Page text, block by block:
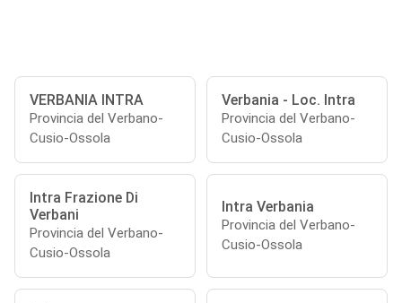
VERBANIA INTRA
Provincia del Verbano-
Cusio-Ossola
Verbania - Loc. Intra
Provincia del Verbano-
Cusio-Ossola
Intra Frazione Di
Verbani
Provincia del Verbano-
Cusio-Ossola
Intra Verbania
Provincia del Verbano-
Cusio-Ossola